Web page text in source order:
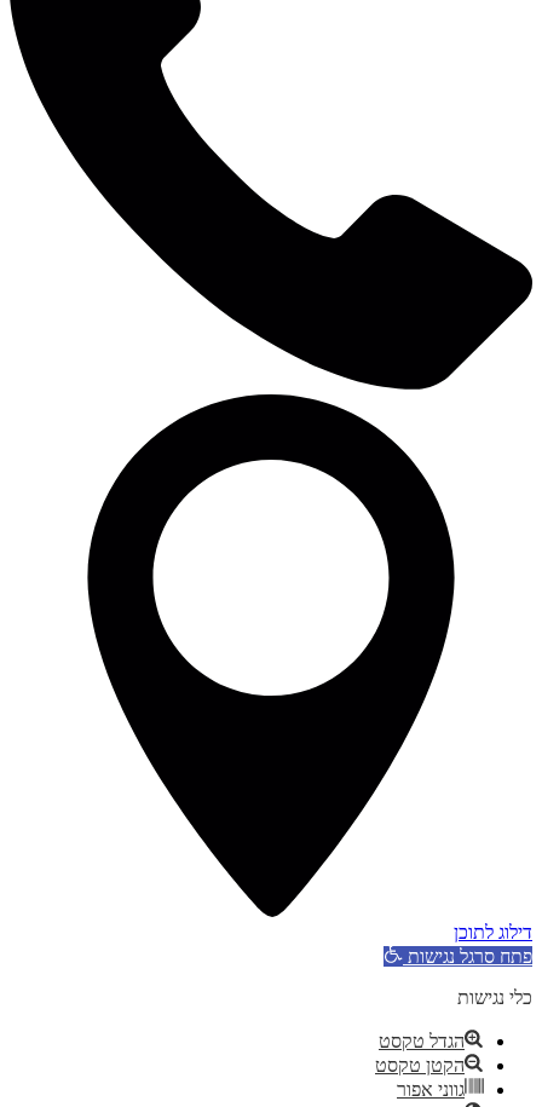
דילוג לתוכן
פתח סרגל נגישות
כלי נגישות
הגדל טקסט
הקטן טקסט
גווני אפור